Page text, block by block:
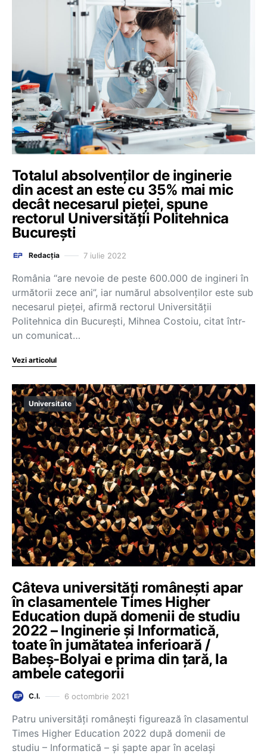
Totalul absolvenților de inginerie
din acest an este cu 35% mai mic
decât necesarul pieței, spune
rectorul Universității Politehnica
București
Redacția 7 iulie 2022
România “are nevoie de peste 600.000 de ingineri în
următorii zece ani”, iar numărul absolvenților este sub
necesarul pieței, afirmă rectorul Universității
Politehnica din București, Mihnea Costoiu, citat într-
un comunicat…
Vezi articolul
Universitate
Câteva universități românești apar
în clasamentele Times Higher
Education după domenii de studiu
2022 – Inginerie și Informatică,
toate în jumătatea inferioară /
Babeș-Bolyai e prima din țară, la
ambele categorii
C.I. 6 octombrie 2021
Patru universități românești figurează în clasamentul
Times Higher Education 2022 după domenii de
studiu – Informatică – și șapte apar în același